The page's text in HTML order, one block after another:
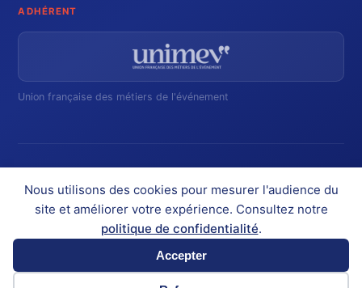
Nous utilisons des cookies pour mesurer l'audience du
site et améliorer votre expérience. Consultez notre
politique de confidentialité.
Accepter
ADHÉRENT
Union française des métiers de l'événement
Mentions légalesCGU
Politique de confidentialité